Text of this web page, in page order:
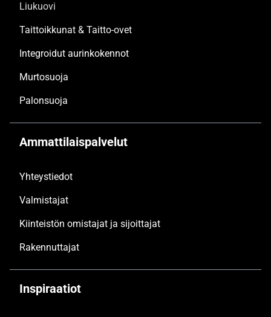
Liukuovi
Taittoikkunat & Taitto-ovet
Integroidut aurinkokennot
Murtosuoja
Palonsuoja
Ammattilaispalvelut
Yhteystiedot
Valmistajat
Kiinteistön omistajat ja sijoittajat
Rakennuttajat
Inspiraatiot